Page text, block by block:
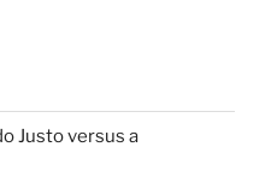
Justo versus a